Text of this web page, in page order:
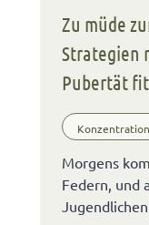
Zu müde
Strategien
Pubertät
Morgens
Federn, und